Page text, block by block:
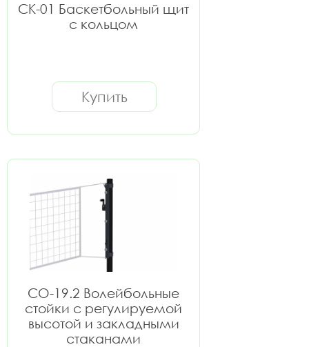
СК-01 Баскетбольный щит
с кольцом
Купить
СО-19.2 Волейбольные
стойки с регулируемой
высотой и закладными
стаканами